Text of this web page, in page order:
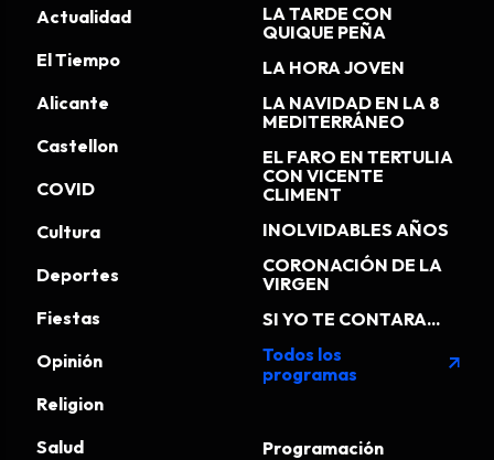
Actualidad
El Tiempo
Alicante
Castellon
COVID
Cultura
Deportes
Fiestas
Opinión
Religion
Salud
LA TARDE CON
QUIQUE PEÑA
LA HORA JOVEN
LA NAVIDAD EN LA 8
MEDITERRÁNEO
EL FARO EN TERTULIA
CON VICENTE
CLIMENT
INOLVIDABLES AÑOS
CORONACIÓN DE LA
VIRGEN
SI YO TE CONTARA...
Todos los
programas
arrow_outward
Programación